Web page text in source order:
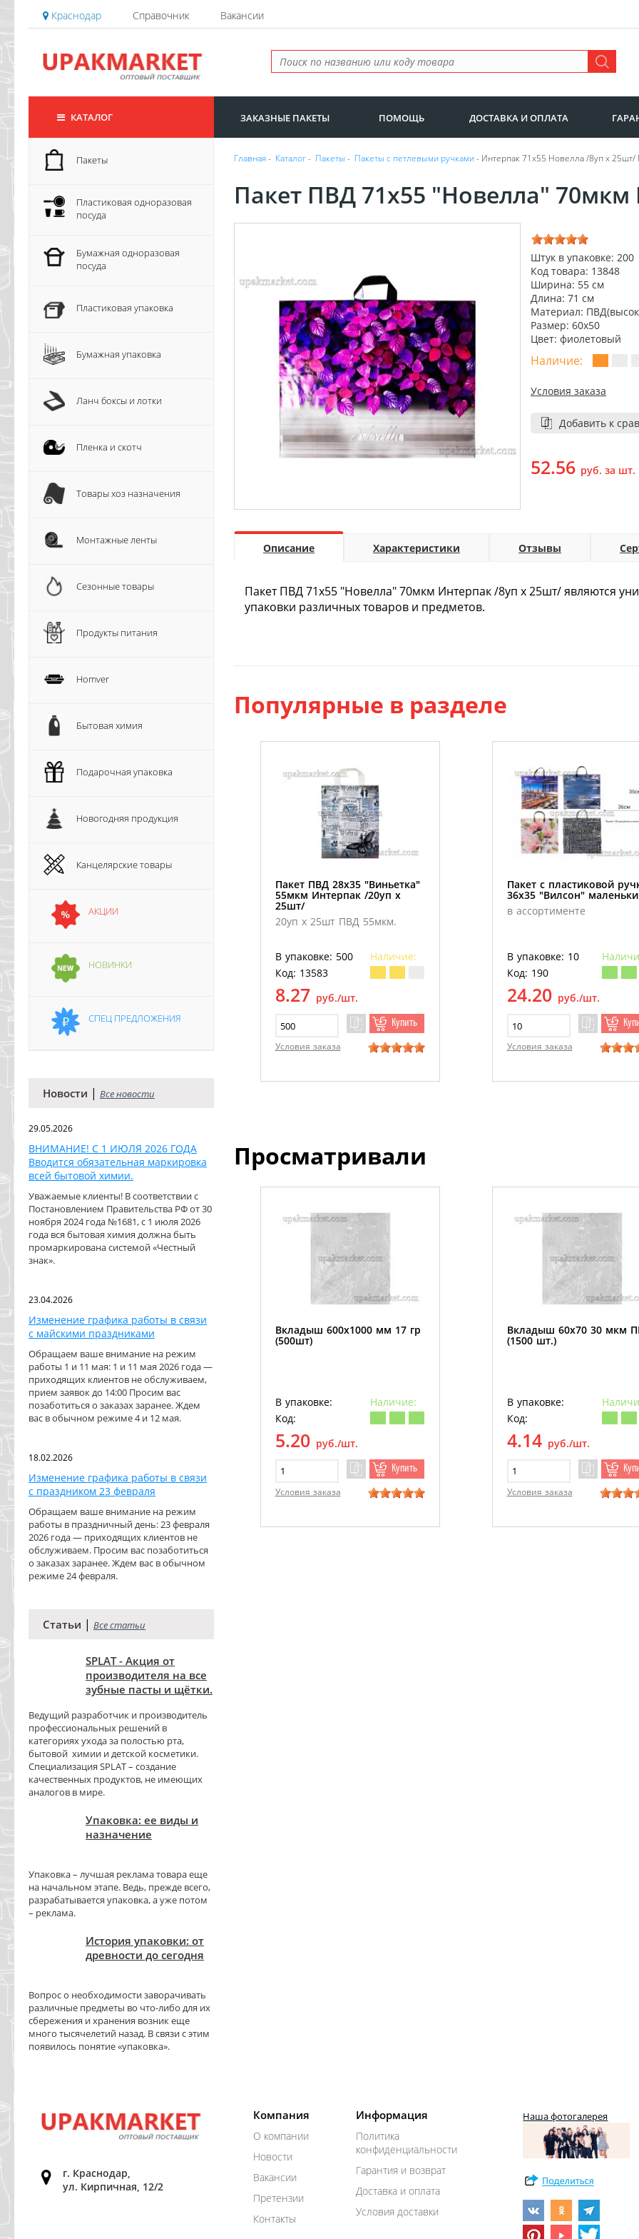
Краснодар Справочник Вакансии
КАТАЛОГ ЗАКАЗНЫЕ ПАКЕТЫ ПОМОЩЬ ДОСТАВКА И ОПЛАТА
Пакеты
Пластиковая одноразовая
посуда
Бумажная одноразовая
посуда
Пластиковая упаковка
Бумажная упаковка
Ланч боксы и лотки
Пленка и скотч
Товары хоз назначения
Монтажные ленты
Сезонные товары
Продукты питания
Homver
Бытовая химия
Подарочная упаковка
Новогодняя продукция
Канцелярские товары
АКЦИИ
НОВИНКИ
СПЕЦ ПРЕДЛОЖЕНИЯ
Новости | Все новости
29.05.2026
ВНИМАНИЕ! С 1 ИЮЛЯ 2026 ГОДА
Вводится обязательная маркировка
всей бытовой химии.
Уважаемые клиенты! В соответствии с
Постановлением Правительства РФ от 30
ноября 2024 года №1681, с 1 июля 2026
года вся бытовая химия должна быть
промаркирована системой «Честный
знак».
23.04.2026
Изменение графика работы в связи
с майскими праздниками
Обращаем ваше внимание на режим
работы 1 и 11 мая: 1 и 11 мая 2026 года —
приходящих клиентов не обслуживаем,
прием заявок до 14:00 Просим вас
позаботиться о заказах заранее. Ждем
вас в обычном режиме 4 и 12 мая.
18.02.2026
Изменение графика работы в связи
с праздником 23 февраля
Обращаем ваше внимание на режим
работы в праздничный день: 23 февраля
2026 года — приходящих клиентов не
обслуживаем. Просим вас позаботиться
о заказах заранее. Ждем вас в обычном
режиме 24 февраля.
Статьи | Все статьи
SPLAT - Акция от
производителя на все
зубные пасты и щётки.
Ведущий разработчик и производитель
профессиональных решений в
категориях ухода за полостью рта,
бытовой химии и детской косметики.
Специализация SPLAT – создание
качественных продуктов, не имеющих
аналогов в мире.
Упаковка: ее виды и
назначение
Упаковка – лучшая реклама товара еще
на начальном этапе. Ведь, прежде всего,
разрабатывается упаковка, а уже потом
– реклама.
История упаковки: от
древности до сегодня
Вопрос о необходимости заворачивать
различные предметы во что-либо для их
сбережения и хранения возник еще
много тысячелетий назад. В связи с этим
появилось понятие «упаковка».
Главная- Каталог- Пакеты - Пакеты с петлевыми ручками- Интерпак 71х55 Новелла /8уп х
Пакет ПВД 71х55 "Новелла"
Штук в упаковке: 200
Код товара: 13848
Ширина: 55 см
Длина: 71 см
Материал:
Размер: 60х50
Цвет: фиолетовый
Наличие:
Условия заказа
Добавить к
52.56 руб. за шт.
Описание Характеристики Отзывы
Пакет ПВД 71х55 "Новелла" 70мкм Интерпак /8уп х 25шт/ являются
упаковки различных товаров и предметов.
Популярные в разделе
Пакет ПВД 28х35 "Виньетка"
55мкм Интерпак /20уп х
25шт/
20уп х 25шт ПВД 55мкм.
В упаковке: 500
Наличие:
Код: 13583
8.27 руб./шт.
Купить
Условия заказа
Пакет с пластиковой
36х35 "Вилсон"
в ассортименте
В упаковке: 10
Код: 190
24.20 руб./шт.
Условия заказа
Просматривали
Вкладыш 600х1000 мм 17 гр
(500шт)
В упаковке:
Наличие:
Код:
5.20 руб./шт.
Купить
Условия заказа
Вкладыш 60х70 30 мкм
(1500 шт.)
В упаковке:
Код:
4.14 руб./шт.
Условия заказа
г. Краснодар,
ул. Кирпичная, 12/2
Компания
О компании
Новости
Вакансии
Претензии
Контакты
Информация
Политика
конфиденциальности
Гарантия и возврат
Доставка и оплата
Условия доставки
Наша фотогалерея